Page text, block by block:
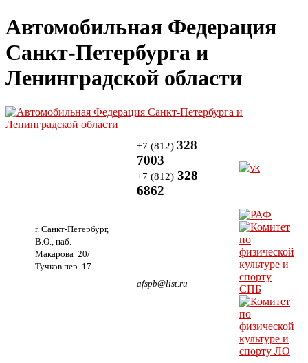
Автомобильная Федерация
Санкт-Петербурга и
Ленинградской области
г. Санкт-Петербург,
В.О., наб.
Макарова 20/
Тучков пер. 17
+7 (812) 328
7003
+7 (812) 328
6862
afspb@list.ru